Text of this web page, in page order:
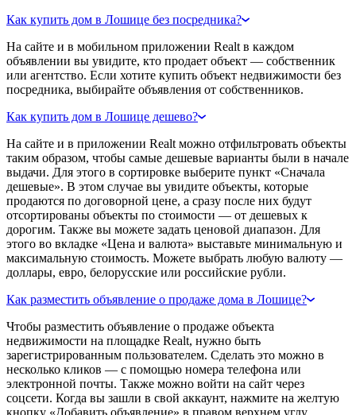
Как купить дом в Лошице без посредника?
На сайте и в мобильном приложении Realt в каждом
объявлении вы увидите, кто продает объект — собственник
или агентство. Если хотите купить объект недвижимости без
посредника, выбирайте объявления от собственников.
Как купить дом в Лошице дешево?
На сайте и в приложении Realt можно отфильтровать объекты
таким образом, чтобы самые дешевые варианты были в начале
выдачи. Для этого в сортировке выберите пункт «Сначала
дешевые». В этом случае вы увидите объекты, которые
продаются по договорной цене, а сразу после них будут
отсортированы объекты по стоимости — от дешевых к
дорогим. Также вы можете задать ценовой диапазон. Для
этого во вкладке «Цена и валюта» выставьте минимальную и
максимальную стоимость. Можете выбрать любую валюту —
доллары, евро, белорусские или российские рубли.
Как разместить объявление о продаже дома в Лошице?
Чтобы разместить объявление о продаже объекта
недвижимости на площадке Realt, нужно быть
зарегистрированным пользователем. Сделать это можно в
несколько кликов — с помощью номера телефона или
электронной почты. Также можно войти на сайт через
соцсети. Когда вы зашли в свой аккаунт, нажмите на желтую
кнопку «Добавить объявление» в правом верхнем углу